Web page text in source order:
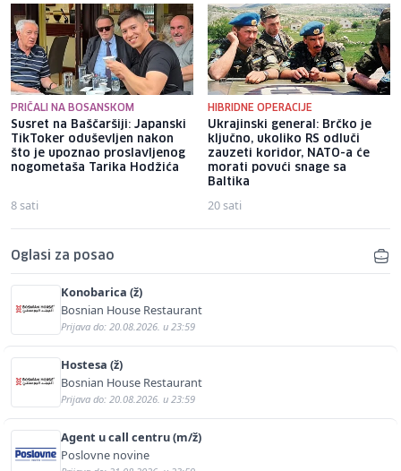
PRIČALI NA BOSANSKOM
Susret na Baščaršiji: Japanski
TikToker oduševljen nakon
što je upoznao proslavljenog
nogometaša Tarika Hodžića
8 sati
HIBRIDNE OPERACIJE
Ukrajinski general: Brčko je
ključno, ukoliko RS odluči
zauzeti koridor, NATO-a će
morati povući snage sa
Baltika
20 sati
Oglasi za posao
Konobarica (ž)
Bosnian House Restaurant
Prijava do: 20.08.2026. u 23:59
Hostesa (ž)
Bosnian House Restaurant
Prijava do: 20.08.2026. u 23:59
Agent u call centru (m/ž)
Poslovne novine